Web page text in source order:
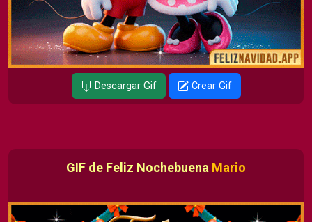
Descargar Gif Crear Gif
GIF de Feliz Nochebuena Mario